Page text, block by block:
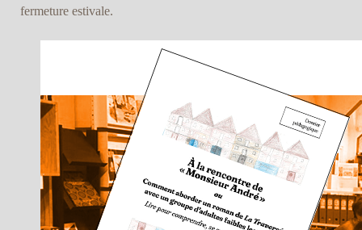
fermeture estivale.